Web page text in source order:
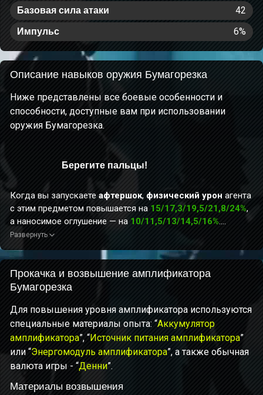
Базовая сила атаки 42
Импульс 6%
Описание навыков оружия Бумагорезка
Ниже представлены все боевые особенности и
способности, доступные вам при использовании
оружия Бумагорезка.
Берегите пальцы!
Когда вы запускаетеафтершок, физический урон агента
с этим предметом повышается на 15/17,3/19,5/21,8/24%,
а наносимое оглушение — на 10/11,5/13/14,5/16%.
Эффект длится 10 сек.
Развернуть
Прокачка и возвышение амплификатора
Бумагорезка
Для повышения уровня амплификатора используются
специальные материалы опыта: “Аккумулятор
амплификатора”, “Источник питания амплификатора”
или “Энергомодуль амплификатора”, а также обычная
валюта игры - “Денни”.
Материалы возвышения